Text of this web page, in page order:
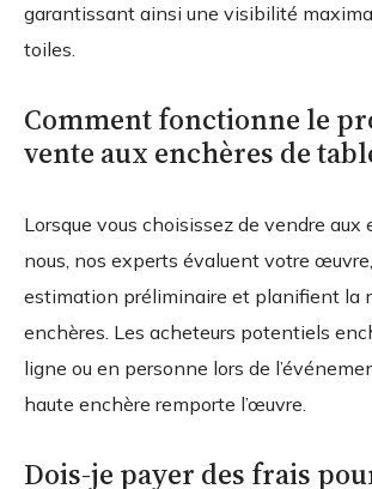
garantissant ainsi une visibilité
toiles.
Comment fonctionne le
vente aux enchères de
Lorsque vous choisissez de vendre aux
nous, nos experts évaluent votre
estimation préliminaire et planifient la
enchères. Les acheteurs potentiels
ligne ou en personne lors de
haute enchère remporte l’œuvre.
Dois-je payer des frais